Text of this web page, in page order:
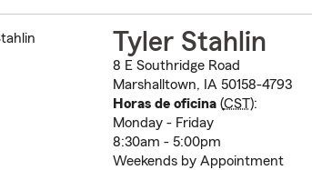
Tyler Stahlin
8 E Southridge Road
Marshalltown, IA 50158-4793
Horas de oficina(CST):
Monday - Friday
8:30am - 5:00pm
Weekends by Appointment